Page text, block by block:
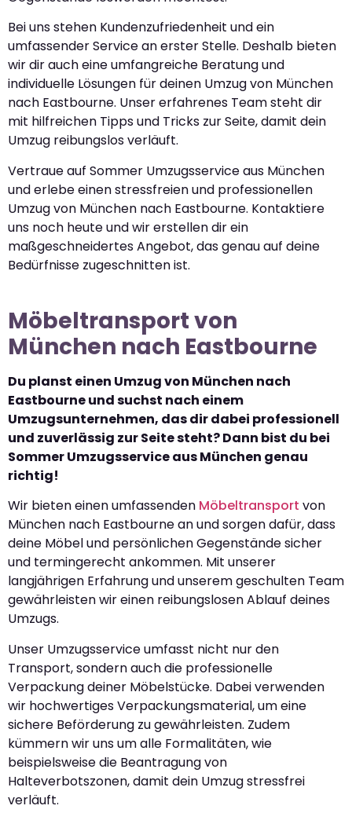
Bei uns stehen Kundenzufriedenheit und ein
umfassender Service an erster Stelle. Deshalb bieten
wir dir auch eine umfangreiche Beratung und
individuelle Lösungen für deinen Umzug von München
nach Eastbourne. Unser erfahrenes Team steht dir
mit hilfreichen Tipps und Tricks zur Seite, damit dein
Umzug reibungslos verläuft.
Vertraue auf Sommer Umzugsservice aus München
und erlebe einen stressfreien und professionellen
Umzug von München nach Eastbourne. Kontaktiere
uns noch heute und wir erstellen dir ein
maßgeschneidertes Angebot, das genau auf deine
Bedürfnisse zugeschnitten ist.
Möbeltransport von
München nach Eastbourne
Du planst einen Umzug von München nach
Eastbourne und suchst nach einem
Umzugsunternehmen, das dir dabei professionell
und zuverlässig zur Seite steht? Dann bist du bei
Sommer Umzugsservice aus München genau
richtig!
Wir bieten einen umfassenden Möbeltransport von
München nach Eastbourne an und sorgen dafür, dass
deine Möbel und persönlichen Gegenstände sicher
und termingerecht ankommen. Mit unserer
langjährigen Erfahrung und unserem geschulten Team
gewährleisten wir einen reibungslosen Ablauf deines
Umzugs.
Unser Umzugsservice umfasst nicht nur den
Transport, sondern auch die professionelle
Verpackung deiner Möbelstücke. Dabei verwenden
wir hochwertiges Verpackungsmaterial, um eine
sichere Beförderung zu gewährleisten. Zudem
kümmern wir uns um alle Formalitäten, wie
beispielsweise die Beantragung von
Halteverbotszonen, damit dein Umzug stressfrei
verläuft.